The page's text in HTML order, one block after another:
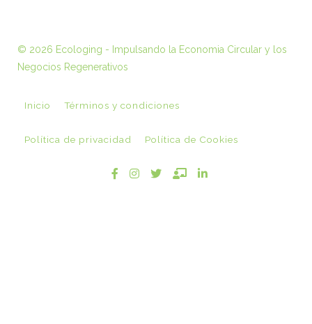
© 2026 Ecologing - Impulsando la Economia Circular y los
Negocios Regenerativos
Inicio Términos y condiciones
Política de privacidad Política de Cookies